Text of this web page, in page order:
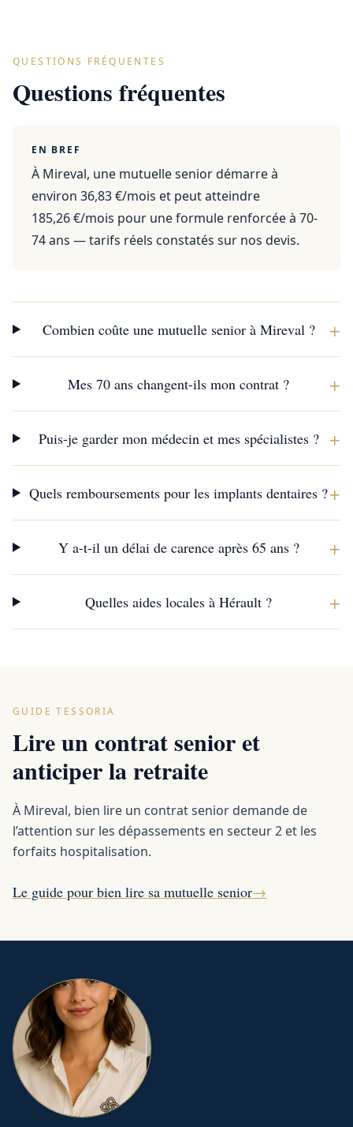
QUESTIONS FRÉQUENTES
Questions fréquentes
EN BREF
À Mireval, une mutuelle senior démarre à
environ 36,83 €/mois et peut atteindre
185,26 €/mois pour une formule renforcée à 70-
74 ans — tarifs réels constatés sur nos devis.
Combien coûte une mutuelle senior à Mireval ? +
Mes 70 ans changent-ils mon contrat ? +
Puis-je garder mon médecin et mes spécialistes ? +
Quels remboursements pour les implants dentaires ?+
Y a-t-il un délai de carence après 65 ans ? +
Quelles aides locales à Hérault ? +
GUIDE TESSORIA
Lire un contrat senior et
anticiper la retraite
À Mireval, bien lire un contrat senior demande de
l’attention sur les dépassements en secteur 2 et les
forfaits hospitalisation.
Le guide pour bien lire sa mutuelle senior→